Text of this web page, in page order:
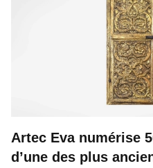
Artec Eva numérise
d’une des plus